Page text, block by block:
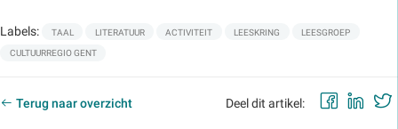
Labels: TAAL LITERATUUR ACTIVITEIT LEESKRING LEESGROEP
CULTUURREGIO GENT
Terug naar overzicht Deel dit artikel: